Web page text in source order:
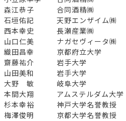
森江恭子 合同酒精㈱
石垣佑記 天野エンザイム㈱
西本幸史 長瀬産業㈱
山口仁美 ナガセヴィータ㈱
織田昌幸 京都府立大学
齋藤祐介 岩手大学
山田美和 岩手大学
大野 敏 岐阜大学
本間大翔 アムステルダム大学
杉本幸裕 神戸大学名誉教授
梅澤俊明 京都大学名誉教授